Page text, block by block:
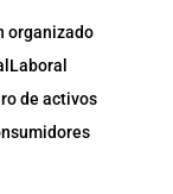
organizado
Laboral
de activos